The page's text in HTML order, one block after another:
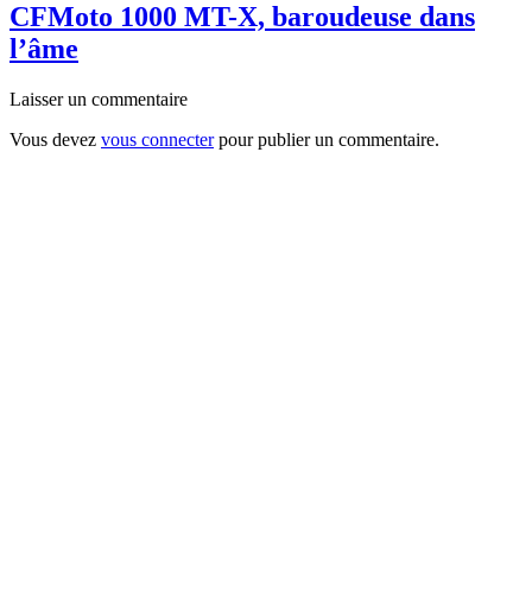
CFMoto 1000 MT-X, baroudeuse dans
l’âme
Laisser un commentaire
Vous devez vous connecterpour publier un commentaire.